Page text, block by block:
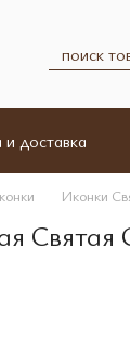
доставка
Иконки
Святая